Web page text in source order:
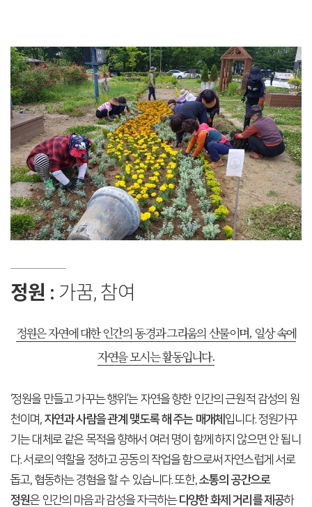
정원 : 가꿈, 참여
정원은 자연에 대한 인간의 동경과 그리움의 산물이며, 일상 속에
자연을 모시는 활동입니다.
‘정원을 만들고 가꾸는 행위’는 자연을 향한 인간의 근원적 감성의 원
천이며, 자연과 사람을 관계 맺도록 해 주는 매개체 입니다. 정원가꾸
기는 대체로 같은 목적을 향해서 여러 명이 함께 하지 않으면 안 됩니
다. 서로의 역할을 정하고 공동의 작업을 함으로써 자연스럽게 서로
돕고, 협동하는 경혐을 할 수 있습니다. 또한,소통의 공간으로
정원은 인간의 마음과 감성을 자극하는다양한 화제 거리를 제공하